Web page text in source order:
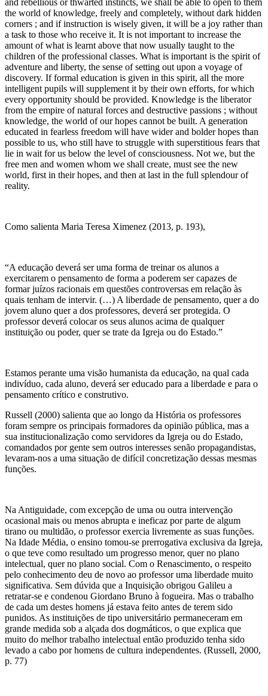
and rebellious or thwarted instincts, we shall be able to open to them
the world of knowledge, freely and completely, without dark hidden
corners ; and if instruction is wisely given, it will be a joy rather than
a task to those who receive it. It is not important to increase the
amount of what is learnt above that now usually taught to the
children of the professional classes. What is important is the spirit of
adventure and liberty, the sense of setting out upon a voyage of
discovery. If formal education is given in this spirit, all the more
intelligent pupils will supplement it by their own efforts, for which
every opportunity should be provided. Knowledge is the liberator
from the empire of natural forces and destructive passions ; without
knowledge, the world of our hopes cannot be built. A generation
educated in fearless freedom will have wider and bolder hopes than
possible to us, who still have to struggle with superstitious fears that
lie in wait for us below the level of consciousness. Not we, but the
free men and women whom we shall create, must see the new
world, first in their hopes, and then at last in the full splendour of
reality.
Como salienta Maria Teresa Ximenez (2013, p. 193),
“A educação deverá ser uma forma de treinar os alunos a
exercitarem o pensamento de forma a poderem ser capazes de
formar juízos racionais em questões controversas em relação às
quais tenham de intervir. (…) A liberdade de pensamento, quer a do
jovem aluno quer a dos professores, deverá ser protegida. O
professor deverá colocar os seus alunos acima de qualquer
instituição ou poder, quer se trate da Igreja ou do Estado.”
Estamos perante uma visão humanista da educação, na qual cada
indivíduo, cada aluno, deverá ser educado para a liberdade e para o
pensamento crítico e construtivo.
Russell (2000) salienta que ao longo da História os professores
foram sempre os principais formadores da opinião pública, mas a
sua institucionalização como servidores da Igreja ou do Estado,
comandados por gente sem outros interesses senão propagandistas,
levaram-nos a uma situação de difícil concretização dessas mesmas
funções.
Na Antiguidade, com excepção de uma ou outra intervenção
ocasional mais ou menos abrupta e ineficaz por parte de algum
tirano ou multidão, o professor exercia livremente as suas funções.
Na Idade Média, o ensino tomou-se prerrogativa exclusiva da Igreja,
o que teve como resultado um progresso menor, quer no plano
intelectual, quer no plano social. Com o Renascimento, o respeito
pelo conhecimento deu de novo ao professor uma liberdade muito
significativa. Sem dúvida que a Inquisição obrigou Galileu a
retratar-se e condenou Giordano Bruno à fogueira. Mas o trabalho
de cada um destes homens já estava feito antes de terem sido
punidos. As instituições de tipo universitário permaneceram em
grande medida sob a alçada dos dogmáticos, o que explica que
muito do melhor trabalho intelectual então produzido tenha sido
levado a cabo por homens de cultura independentes. (Russell, 2000,
p. 77)